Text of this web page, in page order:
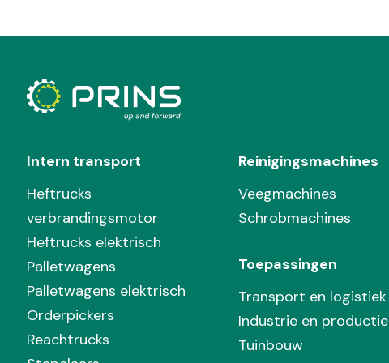
Intern transport
Heftrucks
verbrandingsmotor
Heftrucks elektrisch
Palletwagens
Palletwagens elektrisch
Orderpickers
Reachtrucks
Reinigingsmachines
Veegmachines
Schrobmachines
Toepassingen
Transport en logistiek
Industrie en productie
Tuinbouw